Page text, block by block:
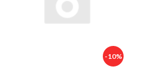
-10%